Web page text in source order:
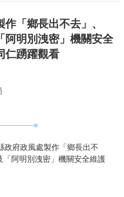
「鄉長出不去」、
阿明別洩密」機關安全
仁踴躍觀看
政府政風處製作「鄉長出不
「阿明別洩密」機關安全維護